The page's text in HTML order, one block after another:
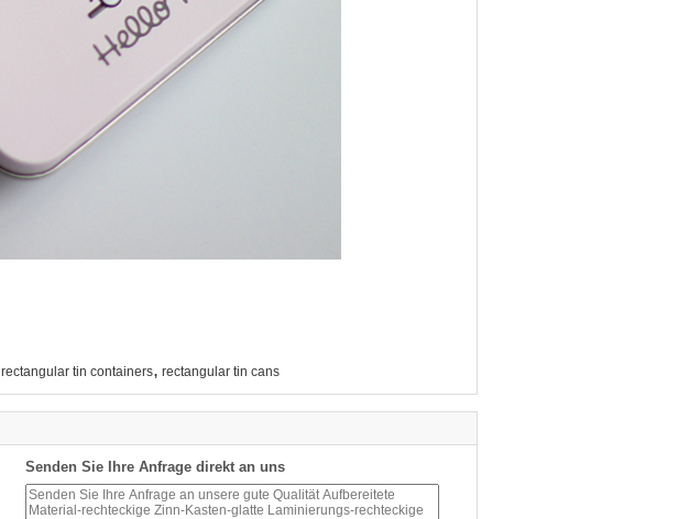
rectangular tin containers, rectangular tin cans
Senden Sie Ihre Anfrage direkt an uns